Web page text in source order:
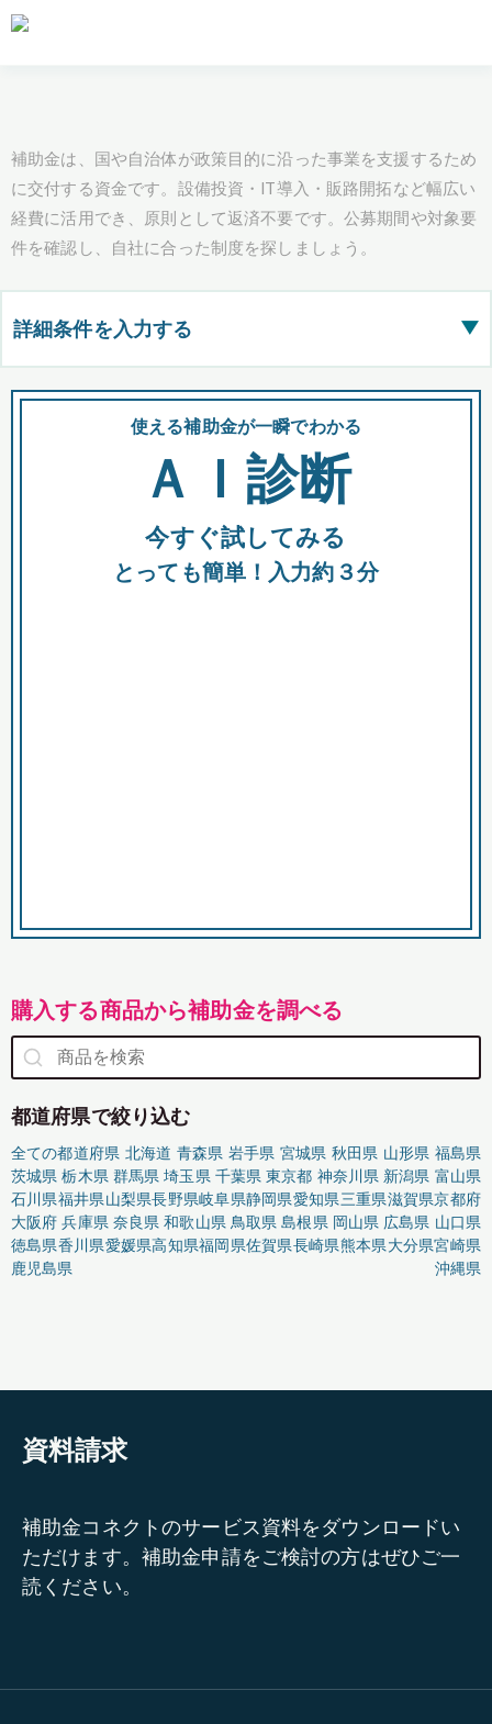
補助金は、国や自治体が政策目的に沿った事業を支援するため
に交付する資金です。設備投資・IT導入・販路開拓など幅広い
経費に活用でき、原則として返済不要です。公募期間や対象要
件を確認し、自社に合った制度を探しましょう。
詳細条件を入力する ▶
都道府県
全国の検索結果を含めて表示
助成金 融資 出資
使える補助金が一瞬でわかる
ＡＩ診断
今すぐ試してみる
とっても簡単！入力約３分
購入する商品から補助金を調べる
都道府県で絞り込む
全ての都道府県 北海道 青森県 岩手県 宮城県 秋田県 山形県 福島県
茨城県 栃木県 群馬県 埼玉県 千葉県 東京都 神奈川県 新潟県 富山県
石川県福井県山梨県長野県岐阜県静岡県愛知県三重県滋賀県京都府
大阪府 兵庫県 奈良県 和歌山県 鳥取県 島根県 岡山県 広島県 山口県
徳島県香川県愛媛県高知県福岡県佐賀県長崎県熊本県大分県宮崎県
鹿児島県
沖縄県
資料請求
補助金コネクトのサービス資料をダウンロードい
ただけます。補助金申請をご検討の方はぜひご一
読ください。